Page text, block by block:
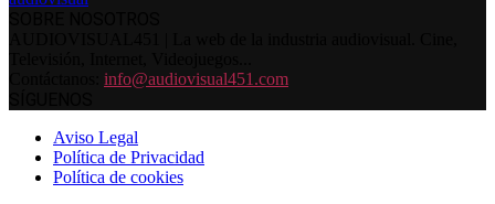
info@audiovisual451.com
Aviso Legal
Política de Privacidad
Política de cookies